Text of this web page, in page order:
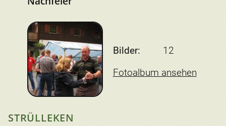
Bilder:
12
Fotoalbum ansehen
STRÜLLEKEN